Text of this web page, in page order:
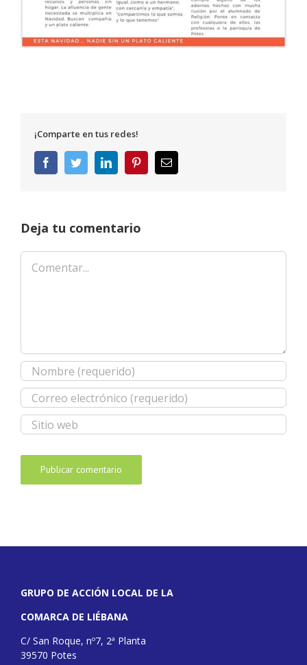
¡Comparte en tus redes!
FacebookTwitterLinkedInPinterestCorreo
electrónico
Deja tu comentario
Comentar
GRUPO DE ACCIÓN LOCAL DE LA
COMARCA DE LIÉBANA
C/ San Roque, nº7, 2ª Planta
39570 Potes